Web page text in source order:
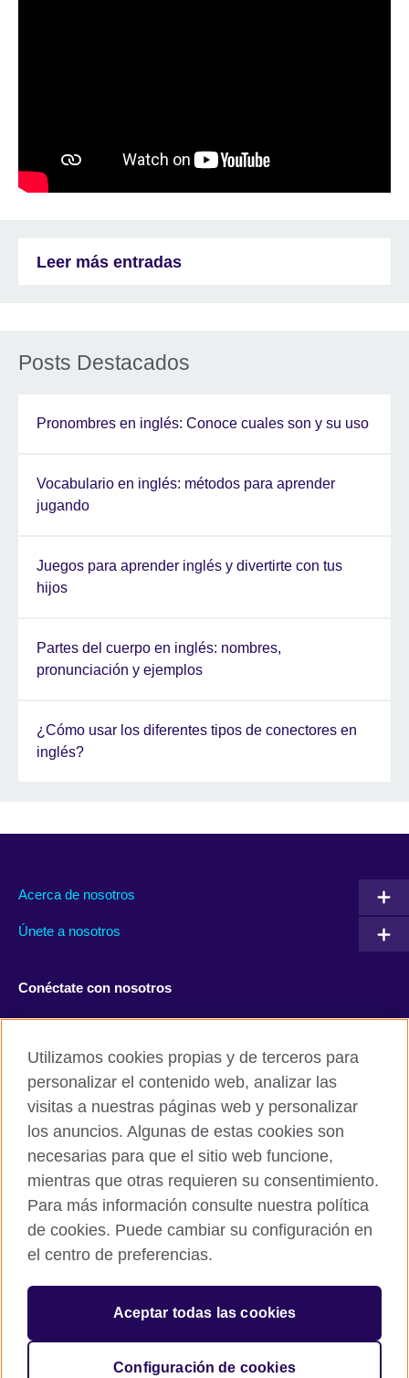
Leer más entradas
Posts Destacados
Pronombres en inglés: Conoce cuales son y su uso
Vocabulario en inglés: métodos para aprender
jugando
Juegos para aprender inglés y divertirte con tus
hijos
Partes del cuerpo en inglés: nombres,
pronunciación y ejemplos
¿Cómo usar los diferentes tipos de conectores en
inglés?
Acerca de nosotros
Únete a nosotros
Conéctate con nosotros
British Council global
Políticas de privacidad y condiciones de uso
© 2026 British Council
The United Kingdom’s international organisation for cultural
relations and educational opportunities.
Utilizamos cookies propias y de terceros para
personalizar el contenido web, analizar las
visitas a nuestras páginas web y personalizar
los anuncios. Algunas de estas cookies son
necesarias para que el sitio web funcione,
mientras que otras requieren su consentimiento.
Para más información consulte nuestra política
de cookies. Puede cambiar su configuración en
el centro de preferencias.
Aceptar todas las cookies
Configuración de cookies